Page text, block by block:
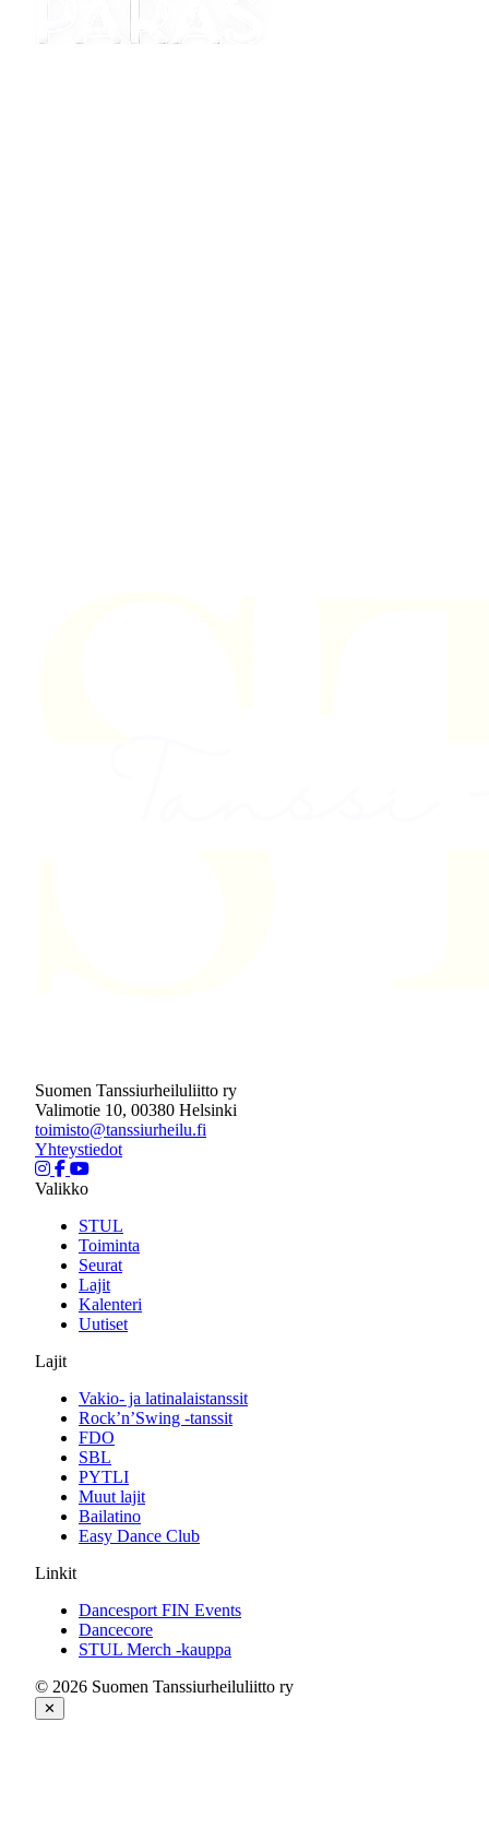
Suomen Tanssiurheiluliitto ry
Valimotie 10, 00380 Helsinki
toimisto@tanssiurheilu.fi
Yhteystiedot
Valikko
STUL
Toiminta
Seurat
Lajit
Kalenteri
Uutiset
Lajit
Vakio- ja latinalaistanssit
Rock’n’Swing -tanssit
FDO
SBL
PYTLI
Muut lajit
Bailatino
Easy Dance Club
Linkit
Dancesport FIN Events
Dancecore
STUL Merch -kauppa
© 2026 Suomen Tanssiurheiluliitto ry
✕